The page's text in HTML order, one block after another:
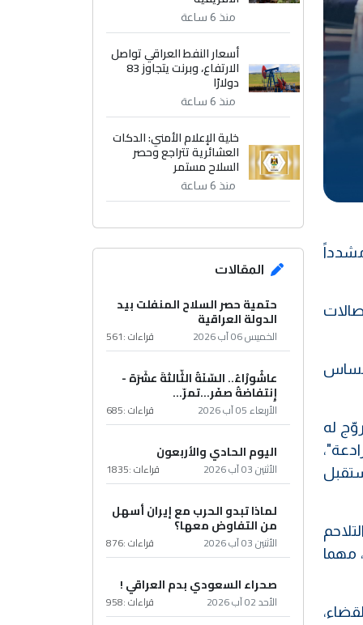
مشدداً
له
مهما
منذ 6 ساعة
أسعار النفط العراقي تواصل
الارتفاع، وبرنت يتجاوز 83
دولارًا
منذ 6 ساعة
خلية الإعلام الأمني: الدكات
العشائرية تتراجع وحصر
السلاح مستمر
منذ 6 ساعة
المقالات
حتمية حصر السلاح المنفلت بيد
الدولة العراقية
الخميس 06 آب 2026 قراءات :561
عاشُورْاءُ.. السّنَةُ الثّالثةَ عشَرَة -
إِنتفاضةُ صفَر…تمرّ...
الأربعاء 05 آب 2026 قراءات :685
اليوم الحادي والأربعون
الأثنين 03 آب 2026 قراءات :1835
لماذا تبدو الحرب مع إيران أسهل
من التفاوض معها؟
الأثنين 03 آب 2026 قراءات :876
صحراء السعودي بدم العراقي !
الأحد 02 آب 2026 قراءات :958